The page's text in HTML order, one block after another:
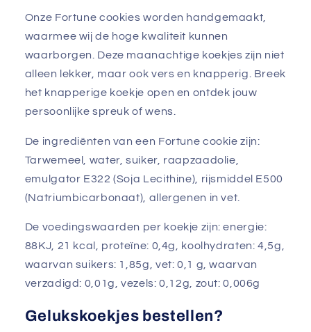
Onze Fortune cookies worden handgemaakt,
waarmee wij de hoge kwaliteit kunnen
waarborgen. Deze maanachtige koekjes zijn niet
alleen lekker, maar ook vers en knapperig. Breek
het knapperige koekje open en ontdek jouw
persoonlijke spreuk of wens.
De ingrediënten van een Fortune cookie zijn:
Tarwemeel, water, suiker, raapzaadolie,
emulgator E322 (Soja Lecithine), rijsmiddel E500
(Natriumbicarbonaat), allergenen in vet.
De voedingswaarden per koekje zijn: energie:
88KJ, 21 kcal, proteïne: 0,4g, koolhydraten: 4,5g,
waarvan suikers: 1,85g, vet: 0,1 g, waarvan
verzadigd: 0,01g, vezels: 0,12g, zout: 0,006g
Gelukskoekjes bestellen?